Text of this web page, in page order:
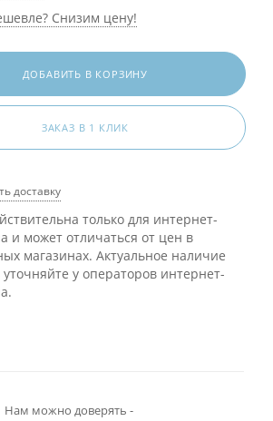
Снизим цену!
ДОБАВИТЬ В КОРЗИНУ
ЗАКАЗ В 1 КЛИК
доставку
только для интернет-
и может отличаться от цен в
магазинах. Актуальное наличие
уточняйте у операторов интернет-
Нам можно доверять -